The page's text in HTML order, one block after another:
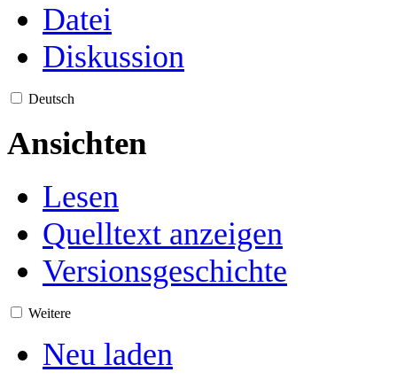
Datei
Diskussion
Deutsch
Ansichten
Lesen
Quelltext anzeigen
Versionsgeschichte
Weitere
Neu laden